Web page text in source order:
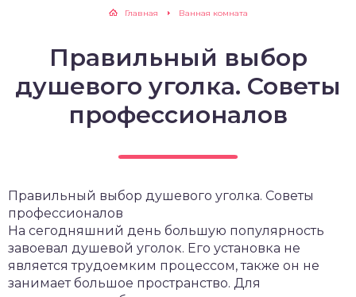
Главная Ванная комната
Правильный выбор
душевого уголка. Советы
профессионалов
Правильный выбор душевого уголка. Советы
профессионалов
На сегодняшний день большую популярность
завоевал душевой уголок. Его установка не
является трудоемким процессом, также он не
занимает большое пространство. Для